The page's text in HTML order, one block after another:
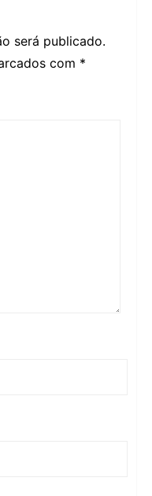
será publicado.
com *